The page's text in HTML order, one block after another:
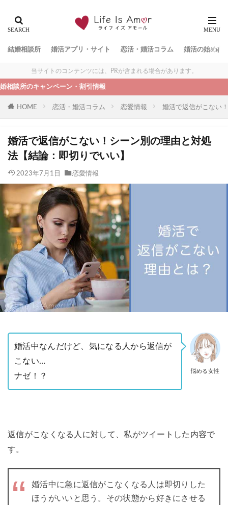
結婚相談所 婚活アプリ・サイト 恋活・婚活コラム 婚活の始め方
当サイトのコンテンツには、PRが含まれる場合があります。
ペーン・割引情報
HOME 恋活・婚活コラム 恋愛情報 婚活で返信がこない
婚活で返信がこない！シーン別の理由と対処
法【結論：即切りでいい】
2023年7月1日 恋愛情報
悩める女性
婚活中なんだけど、気になる人から返信が
こない…
ナゼ！？
返信がこなくなる人に対して、私がツイートした内容で
す。
婚活中に急に返信がこなくなる人は即切りした
ほうがいいと思う。その状態から好きにさせる